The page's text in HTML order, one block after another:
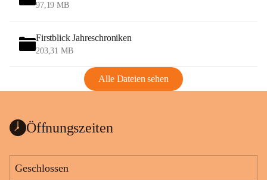
97,19 MB
Firstblick Jahreschroniken
203,31 MB
Alle Dateien sehen
Öffnungszeiten
Geschlossen